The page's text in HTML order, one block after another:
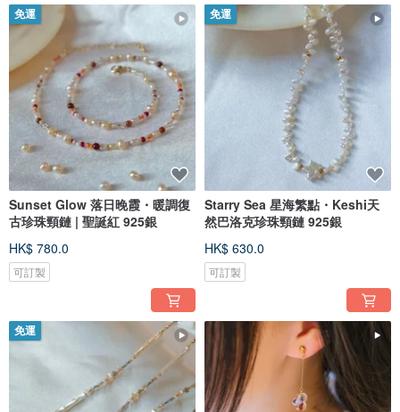
免運
Sunset Glow 落日晚霞・暖調復
古珍珠頸鏈 | 聖誕紅 925銀
HK$ 780.0
可訂製
免運
Starry Sea 星海繁點・Keshi天
然巴洛克珍珠頸鏈 925銀
HK$ 630.0
可訂製
免運